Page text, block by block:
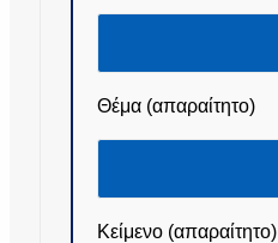
Θέμα (απαραίτητο)
Κείμενο (απαραίτητο)